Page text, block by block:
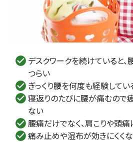
デスクワークを続けていると、
つらい
ぎっくり腰を何度も経験してい
寝返りのたびに腰が痛むので
ない
腰痛だけでなく、肩こりや頭
痛み止めや湿布が効きにくく